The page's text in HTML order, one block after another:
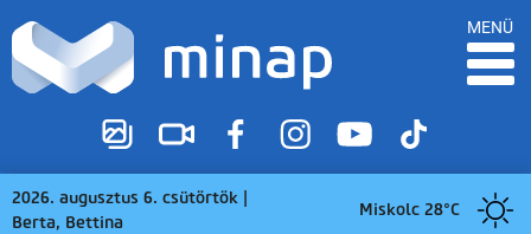
MENÜ
2026. augusztus 6. csütörtök |
Berta, Bettina
Miskolc 28°C